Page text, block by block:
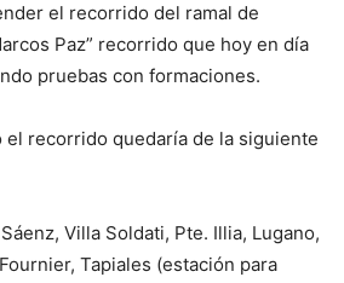
el recorrido del ramal de
Paz” recorrido que hoy en día
pruebas con formaciones.
el recorrido quedaría de la siguiente
Villa Soldati, Pte. Illia, Lugano,
Tapiales (estación para